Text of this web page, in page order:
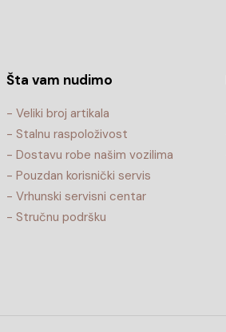
Šta vam nudimo
- Veliki broj artikala
- Stalnu raspoloživost
- Dostavu robe našim vozilima
- Pouzdan korisnički servis
- Vrhunski servisni centar
- Stručnu podršku